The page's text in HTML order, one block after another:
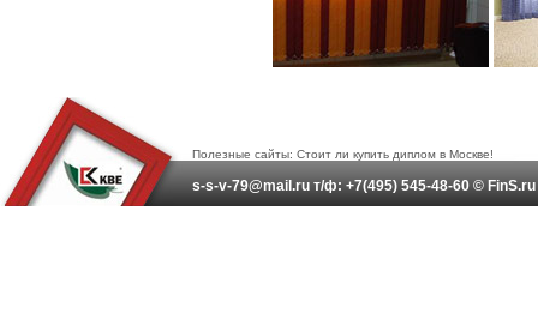
Полезные сайты: Стоит ли купить диплом в Москве!
s-s-v-79@mail.ru т/ф: +7(495) 545-48-60 © FinS.ru